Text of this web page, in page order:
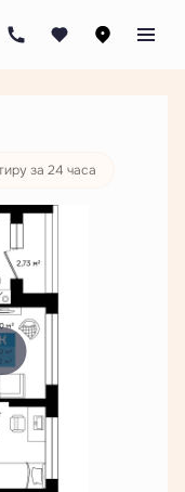
10 330 000 руб.
7 903 000 руб.
за 24 часа